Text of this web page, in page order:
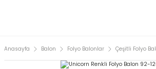
Anasayfa Balon Folyo Balonlar Çeşitli Folyo